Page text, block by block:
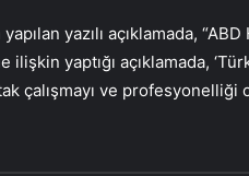
yazılı açıklamada,
yaptığı açıklamada,
çalışmayı ve profesyonelliği